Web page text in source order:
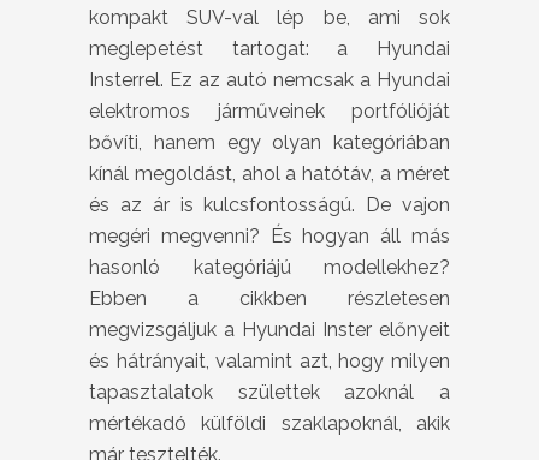
kompakt SUV-val lép be, ami sok
meglepetést tartogat: a Hyundai
Insterrel. Ez az autó nemcsak a Hyundai
elektromos járműveinek portfólióját
bővíti, hanem egy olyan kategóriában
kínál megoldást, ahol a hatótáv, a méret
és az ár is kulcsfontosságú. De vajon
megéri megvenni? És hogyan áll más
hasonló kategóriájú modellekhez?
Ebben a cikkben részletesen
megvizsgáljuk a Hyundai Inster előnyeit
és hátrányait, valamint azt, hogy milyen
tapasztalatok születtek azoknál a
mértékadó külföldi szaklapoknál, akik
már tesztelték.